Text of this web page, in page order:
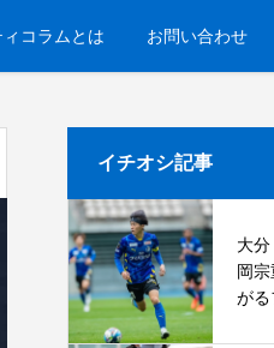
コラムとは お問い合わせ
イチオシ記事
大
岡
がる